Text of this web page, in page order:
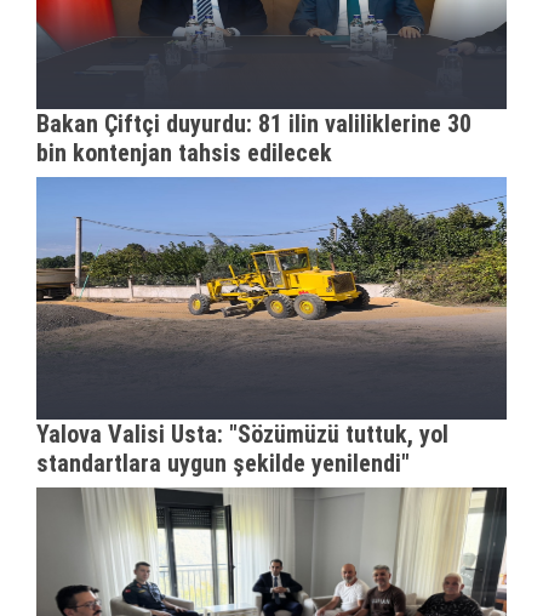
Bakan Çiftçi duyurdu: 81 ilin valiliklerine 30
bin kontenjan tahsis edilecek
Yalova Valisi Usta: "Sözümüzü tuttuk, yol
standartlara uygun şekilde yenilendi"